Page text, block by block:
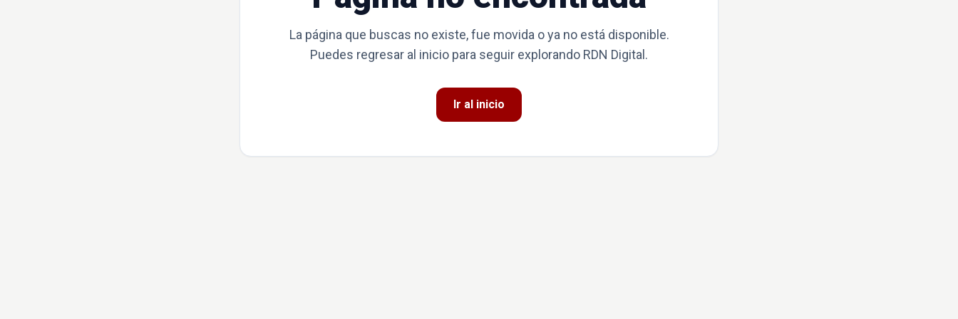
La página que buscas no existe, fue movida o ya no está disponible.
Puedes regresar al inicio para seguir explorando RDN Digital.
Ir al inicio